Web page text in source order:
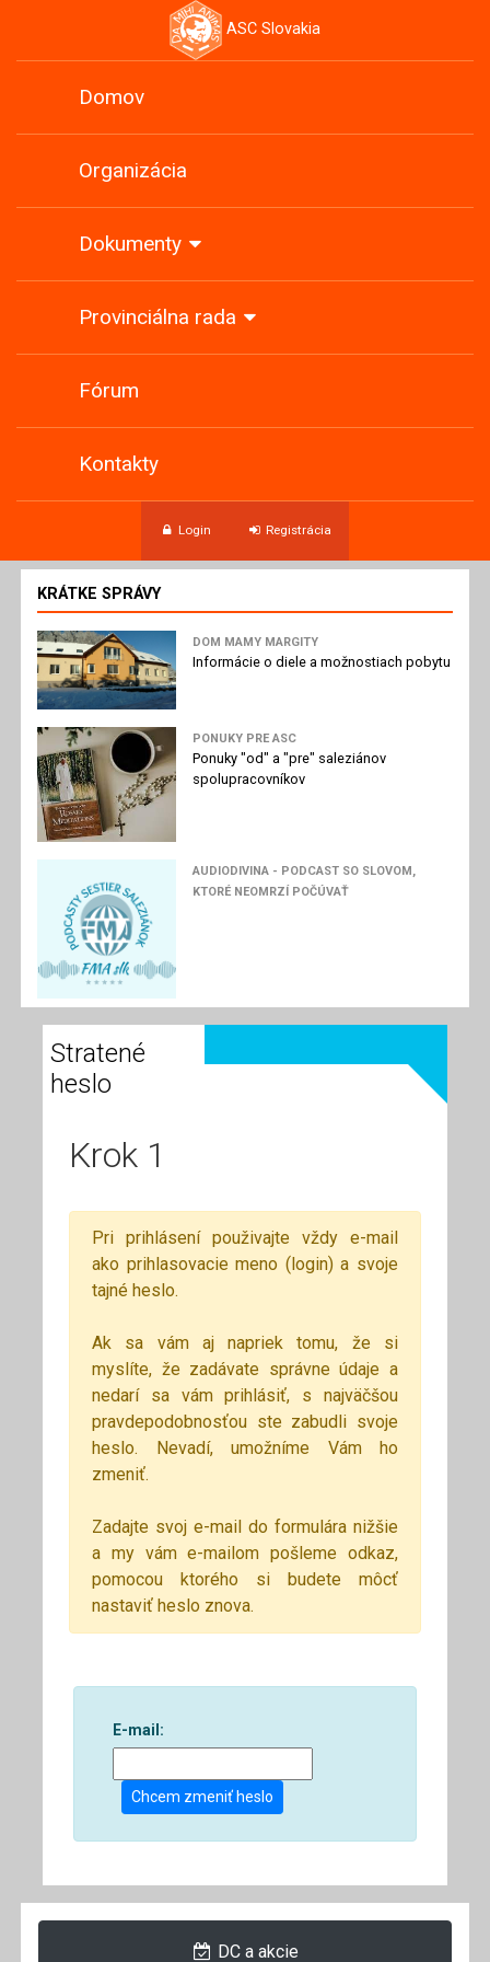
ASC Slovakia
Domov
Organizácia
Dokumenty
Provinciálna rada
Fórum
Kontakty
Login Registrácia
KRÁTKE SPRÁVY
DOM MAMY MARGITY
Informácie o diele a možnostiach pobytu
PONUKY PRE ASC
Ponuky "od" a "pre" saleziánov
spolupracovníkov
AUDIODIVINA - PODCAST SO SLOVOM,
KTORÉ NEOMRZÍ POČÚVAŤ
Stratené
heslo
Krok 1
Pri prihlásení použivajte vždy e-mail
ako prihlasovacie meno (login) a svoje
tajné heslo.
Ak sa vám aj napriek tomu, že si
myslíte, že zadávate správne údaje a
nedarí sa vám prihlásiť, s najväčšou
pravdepodobnosťou ste zabudli svoje
heslo. Nevadí, umožníme Vám ho
zmeniť.
Zadajte svoj e-mail do formulára nižšie
a my vám e-mailom pošleme odkaz,
pomocou ktorého si budete môcť
nastaviť heslo znova.
E-mail:
Chcem zmeniť heslo
DC a akcie